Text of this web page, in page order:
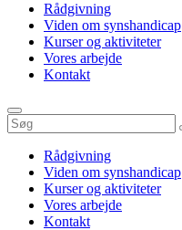
Rådgivning
Viden om synshandicap
Kurser og aktiviteter
Vores arbejde
Kontakt
Rådgivning
Viden om synshandicap
Kurser og aktiviteter
Vores arbejde
Kontakt